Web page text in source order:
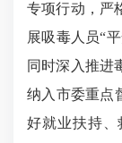
专项行动，严
展吸毒人员“
同时深入推进
纳入市委重点
好就业扶持、